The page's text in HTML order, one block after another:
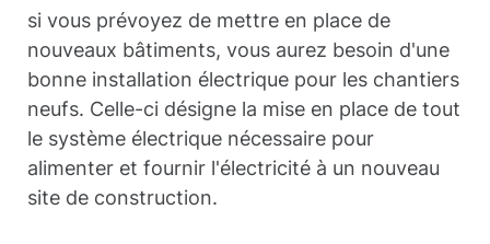
si vous prévoyez de mettre en place de
nouveaux bâtiments, vous aurez besoin d'une
bonne installation électrique pour les chantiers
neufs. Celle-ci désigne la mise en place de tout
le système électrique nécessaire pour
alimenter et fournir l'électricité à un nouveau
site de construction.